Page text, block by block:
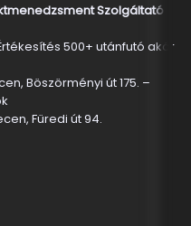
Szolgáltató
500+ utánfutó akár
Böszörményi út 175. –
Füredi út 94.